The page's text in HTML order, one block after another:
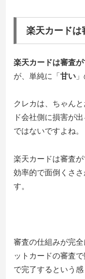
楽天カードは
楽天カードは審査
が、単純に「 甘い
クレカは、ちゃん
ド会社側に損害が
ではないですよね。
楽天カードは審査
効率的で面倒くささ
す。
審査の仕組みが完
ットカードの審査
で完了するという感